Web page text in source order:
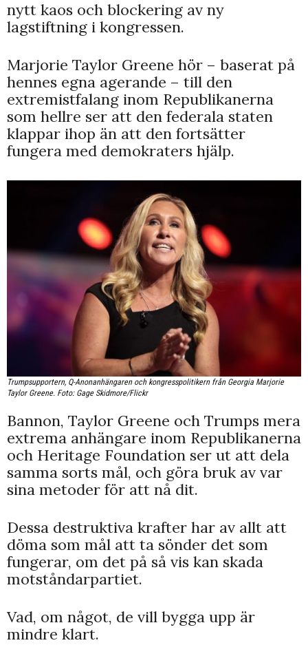
nytt kaos och blockering av ny
lagstiftning i kongressen.
Marjorie Taylor Greene hör – baserat på
hennes egna agerande – till den
extremistfalang inom Republikanerna
som hellre ser att den federala staten
klappar ihop än att den fortsätter
fungera med demokraters hjälp.
Trumpsupportern, Q-Anonanhängaren och kongresspolitikern från Georgia Marjorie
Taylor Greene. Foto: Gage Skidmore/Flickr
Bannon, Taylor Greene och Trumps mera
extrema anhängare inom Republikanerna
och Heritage Foundation ser ut att dela
samma sorts mål, och göra bruk av var
sina metoder för att nå dit.
Dessa destruktiva krafter har av allt att
döma som mål att ta sönder det som
fungerar, om det på så vis kan skada
motståndarpartiet.
Vad, om något, de vill bygga upp är
mindre klart.